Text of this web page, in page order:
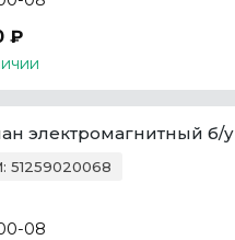
₽
электромагнитный б/у
51259020068
08